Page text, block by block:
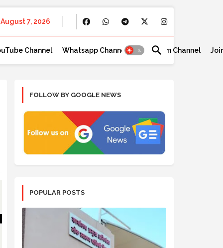
August 7, 2026
Channel Whatsapp Channel Telegram Channel
FOLLOW BY GOOGLE NEWS
POPULAR POSTS